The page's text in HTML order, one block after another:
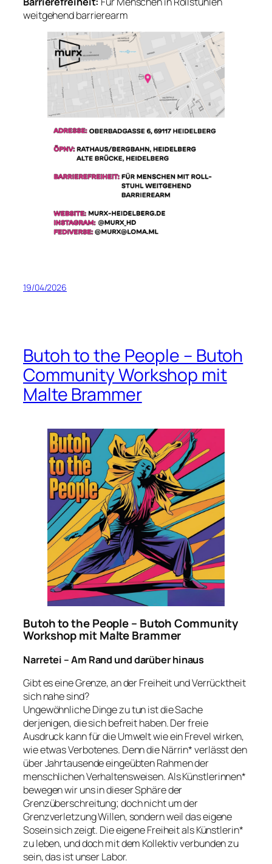
weitgehend barrierearm
19/04/2026
Butoh to the People – Butoh
Community Workshop mit
Malte Brammer
Butoh to the People – Butoh Community
Workshop mit Malte Brammer
Narretei – Am Rand und darüber hinaus
Gibt es eine Grenze, an der Freiheit und Verrücktheit
sich nahe sind?
Ungewöhnliche Dinge zu tun ist die Sache
derjenigen, die sich befreit haben. Der freie
Ausdruck kann für die Umwelt wie ein Frevel wirken,
wie etwas Verbotenes. Denn die Närrin* verlässt den
über Jahrtausende eingeübten Rahmen der
menschlichen Verhaltensweisen. Als Künstlerinnen*
bewegen wir uns in dieser Sphäre der
Grenzüberschreitung; doch nicht um der
Grenzverletzung Willen, sondern weil das eigene
Sosein sich zeigt. Die eigene Freiheit als Künstlerin*
zu leben, und doch mit dem Kollektiv verbunden zu
sein, das ist unser Labor.